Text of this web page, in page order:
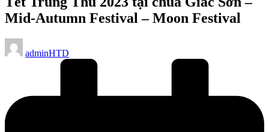
Mid-Autumn Festival – Moon Festival
Posted
by
adminHTD